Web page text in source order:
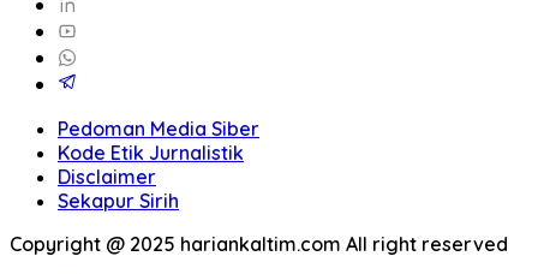
Pedoman Media Siber
Kode Etik Jurnalistik
Disclaimer
Sekapur Sirih
Copyright @ 2025 hariankaltim.com All right reserved